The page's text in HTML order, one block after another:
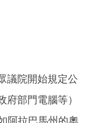
議院開始規定公
部門電腦等）
阿拉巴馬州的奧